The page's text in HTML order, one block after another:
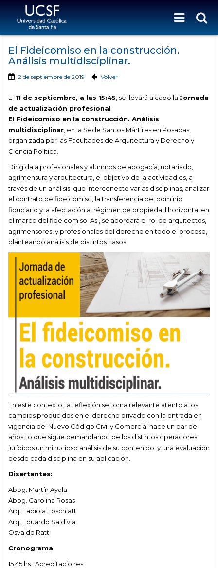
El Fideicomiso en la construcción.
Análisis multidisciplinar.
2 de septiembre de 2019 Volver
El 11 de septiembre, a las 15:45 , se llevará a cabo la Jornada
de actualización profesional
El Fideicomiso en la construcción. Análisis
multidisciplinar , en la Sede Santos Mártires en Posadas,
organizada por las Facultades de Arquitectura y Derecho y
Ciencia Política.
Dirigida a profesionales y alumnos de abogacía, notariado,
agrimensura y arquitectura, el objetivo de la actividad es, a
través de un análisis que interconecte varias disciplinas, analizar
el contrato de fideicomiso, la transferencia del dominio
fiduciario y la afectación al régimen de propiedad horizontal en
el marco del fideicomiso. Así, se abordará el rol de arquitectos,
agrimensores, y profesionales del derecho en todo el proceso,
planteando análisis de distintos casos.
En este contexto, la reflexión se torna relevante atento a los
cambios producidos en el derecho privado con la entrada en
vigencia del Nuevo Código Civil y Comercial hace un par de
años, lo que sigue demandando de los distintos operadores
jurídicos un minucioso análisis de su contenido, y una evaluación
desde cada disciplina en su aplicación.
Disertantes:
Abog. Martín Ayala
Abog. Carolina Rosas
Arq. Fabiola Foschiatti
Arq. Eduardo Saldivia
Osvaldo Ratti
Cronograma:
15.45 hs.: Acreditaciones.